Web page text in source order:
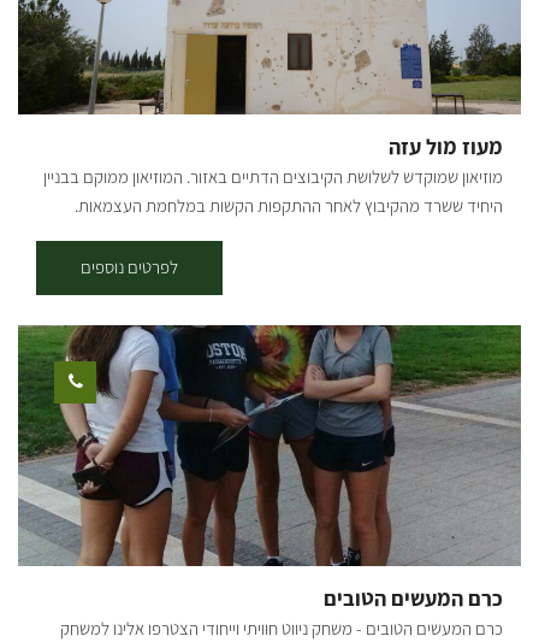
רכיבה: רמה קלה שמתאימה לכולם, רמה בינונית, רמה גבוהה לחובבי
אקסטרים – סינגל ניר משה. המסלולים המומלצים שלנו מגיעים ומתחברים
אל יער ניר משה (כ 2 ק"מ מנקודת ההתחלה עד ליער) שכולל מסלול היקפי
מסביב ליער ובתוכו על שביל לבן חדש שנסלל ועובר דרך נוף מרהיב ועוצר
מעוז מול עזה
מוזיאון שמוקדש לשלושת הקיבוצים הדתיים באזור. המוזיאון ממוקם בבניין
היחיד ששרד מהקיבוץ לאחר ההתקפות הקשות במלחמת העצמאות.
העצמאות: בארות יצחק, כפר דרום וסעד. בית הביטחון הישן של קבוץ סעד,
שופץ, ומשמש כיום כאתר פעיל, המספר את סיפור המאבק על האזור,
מלפני קום המדינה, ועד לאירועי מלחמת חרבות ברזל. בחצר האתר
מצויים שרידי סככת ההתכנסות, שנהרסה במלחמה, וכן דגם מוקטן של
הקיבוץ לפני המלחמה. בקומת הקרקע המונגשת, מוצג סרטון המספר על
הקמת הישוב, מפי הותיקים. בגג המבנה תצפית על האזור ורצועת עזה.
מכאן מובנים יותר, סיפורם של הישובים וארועי המלחמה. ההגעה לאתר
דרך כביש הגישה לכפר עזה ופניה שמאלה, דרומה, בכביש שדות עד לחנית
האתר. הביקור באתר בתשלום ובתיאום מראש בלבד.
לפרטים נוספים
כרם המעשים הטובים
כרם המעשים הטובים - משחק ניווט חוויתי וייחודי הצטרפו אלינו למשחק